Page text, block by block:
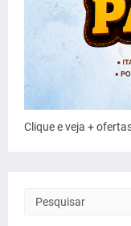
Clique e veja +